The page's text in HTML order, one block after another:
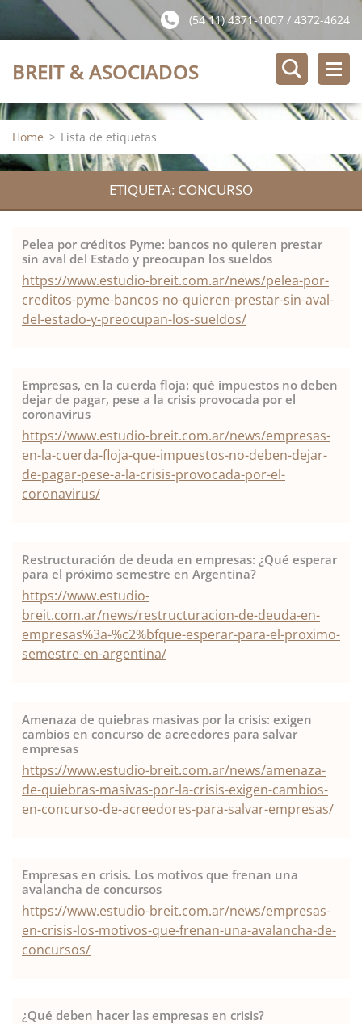
(54 11) 4371-1007 / 4372-4624
BREIT & ASOCIADOS
Home > Lista de etiquetas
ETIQUETA: CONCURSO
Pelea por créditos Pyme: bancos no quieren prestar
sin aval del Estado y preocupan los sueldos
https://www.estudio-breit.com.ar/news/pelea-por-
creditos-pyme-bancos-no-quieren-prestar-sin-aval-
del-estado-y-preocupan-los-sueldos/
Empresas, en la cuerda floja: qué impuestos no deben
dejar de pagar, pese a la crisis provocada por el
coronavirus
https://www.estudio-breit.com.ar/news/empresas-
en-la-cuerda-floja-que-impuestos-no-deben-dejar-
de-pagar-pese-a-la-crisis-provocada-por-el-
coronavirus/
Restructuración de deuda en empresas: ¿Qué esperar
para el próximo semestre en Argentina?
https://www.estudio-
breit.com.ar/news/restructuracion-de-deuda-en-
empresas%3a-%c2%bfque-esperar-para-el-proximo-
semestre-en-argentina/
Amenaza de quiebras masivas por la crisis: exigen
cambios en concurso de acreedores para salvar
empresas
https://www.estudio-breit.com.ar/news/amenaza-
de-quiebras-masivas-por-la-crisis-exigen-cambios-
en-concurso-de-acreedores-para-salvar-empresas/
Empresas en crisis. Los motivos que frenan una
avalancha de concursos
https://www.estudio-breit.com.ar/news/empresas-
en-crisis-los-motivos-que-frenan-una-avalancha-de-
concursos/
¿Qué deben hacer las empresas en crisis?